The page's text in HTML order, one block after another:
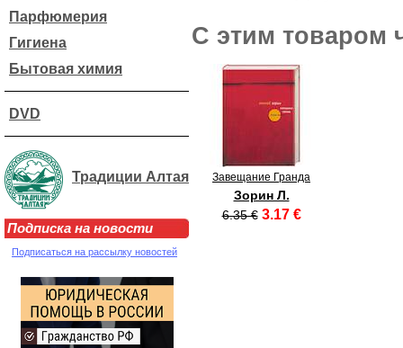
Парфюмерия
Гигиена
Бытовая химия
DVD
Традиции Алтая
Подписка на новости
Подписаться на рассылку новостей
С этим товаром
Завещание Гранда
Зорин Л.
6.35 € 3.17 €